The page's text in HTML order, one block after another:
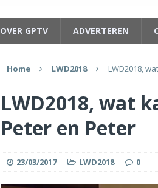
OVER GPTV ADVERTEREN
Home LWD2018 LWD2018,
LWD2018, wat
Peter en Peter
23/03/2017 LWD2018 0